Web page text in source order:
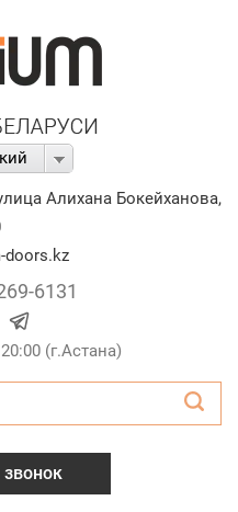
Алихана Бокейханова,
doors.kz
6131
(г.Астана)